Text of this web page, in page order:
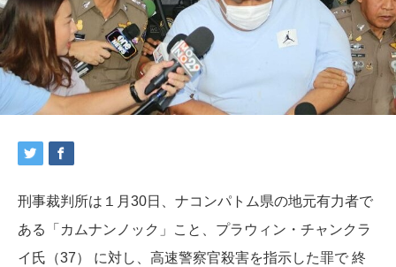
刑事裁判所は１月30日、ナコンパトム県の地元有力者で
ある「カムナンノック」こと、プラウィン・チャンクラ
イ氏（37） に対し、高速警察官殺害を指示した罪で 終